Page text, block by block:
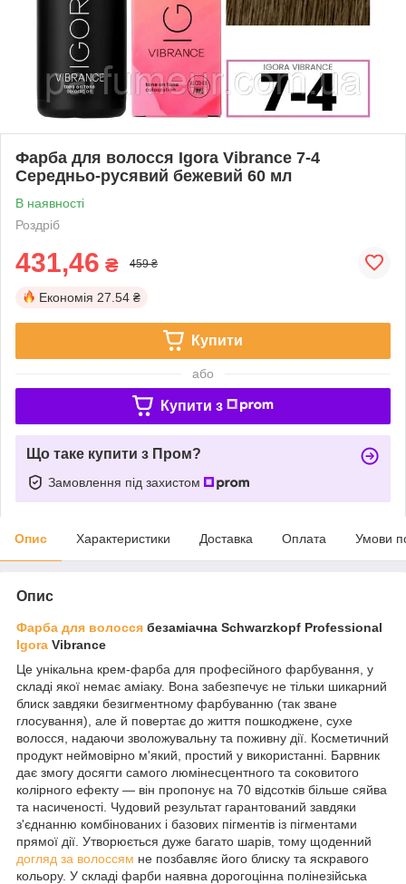
Фарба для волосся Igora Vibrance 7-4
Середньо-русявий бежевий 60 мл
В наявності
Роздріб
431,46 ₴ 459 ₴
Економія 27.54 ₴
Купити
або
Купити з
Що таке купити з Пром?
Замовлення під захистом
Опис Характеристики Доставка Оплата Умови
Опис
Фарба для волосся безаміачна Schwarzkopf Professional
Igora Vibrance
Це унікальна крем-фарба для професійного фарбування, у
складі якої немає аміаку. Вона забезпечує не тільки шикарний
блиск завдяки безигментному фарбуванню (так зване
глосування), але й повертає до життя пошкоджене, сухе
волосся, надаючи зволожувальну та поживну дії. Косметичний
продукт неймовірно м'який, простий у використанні. Барвник
дає змогу досягти самого люмінесцентного та соковитого
колірного ефекту — він пропонує на 70 відсотків більше сяйва
та насиченості. Чудовий результат гарантований завдяки
з'єднанню комбінованих і базових пігментів із пігментами
прямої дії. Утворюється дуже багато шарів, тому щоденний
догляд за волоссям не позбавляє його блиску та яскравого
кольору. У складі фарби наявна дорогоцінна полінезійська